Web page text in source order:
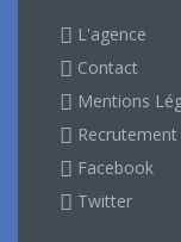
L'agence
Contact
Mentions
Recrutement
Facebook
Twitter